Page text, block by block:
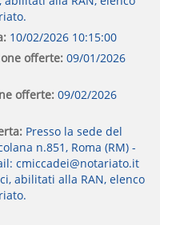
10/02/2026 10:15:00
offerte:09/01/2026
offerte:09/02/2026
Presso la sede del
n.851, Roma (RM) -
cmiccadei@notariato.it
abilitati alla RAN, elenco